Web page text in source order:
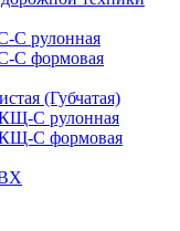
С рулонная
С формовая
(Губчатая)
С рулонная
С формовая